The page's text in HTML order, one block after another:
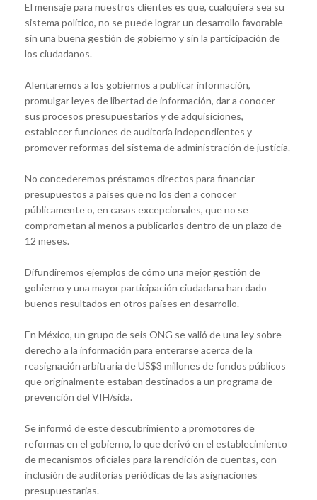
El mensaje para nuestros clientes es que, cualquiera sea su
sistema político, no se puede lograr un desarrollo favorable
sin una buena gestión de gobierno y sin la participación de
los ciudadanos.
Alentaremos a los gobiernos a publicar información,
promulgar leyes de libertad de información, dar a conocer
sus procesos presupuestarios y de adquisiciones,
establecer funciones de auditoría independientes y
promover reformas del sistema de administración de justicia.
No concederemos préstamos directos para financiar
presupuestos a países que no los den a conocer
públicamente o, en casos excepcionales, que no se
comprometan al menos a publicarlos dentro de un plazo de
12 meses.
Difundiremos ejemplos de cómo una mejor gestión de
gobierno y una mayor participación ciudadana han dado
buenos resultados en otros países en desarrollo.
En México, un grupo de seis ONG se valió de una ley sobre
derecho a la información para enterarse acerca de la
reasignación arbitraria de US$3 millones de fondos públicos
que originalmente estaban destinados a un programa de
prevención del VIH/sida.
Se informó de este descubrimiento a promotores de
reformas en el gobierno, lo que derivó en el establecimiento
de mecanismos oficiales para la rendición de cuentas, con
inclusión de auditorías periódicas de las asignaciones
presupuestarias.